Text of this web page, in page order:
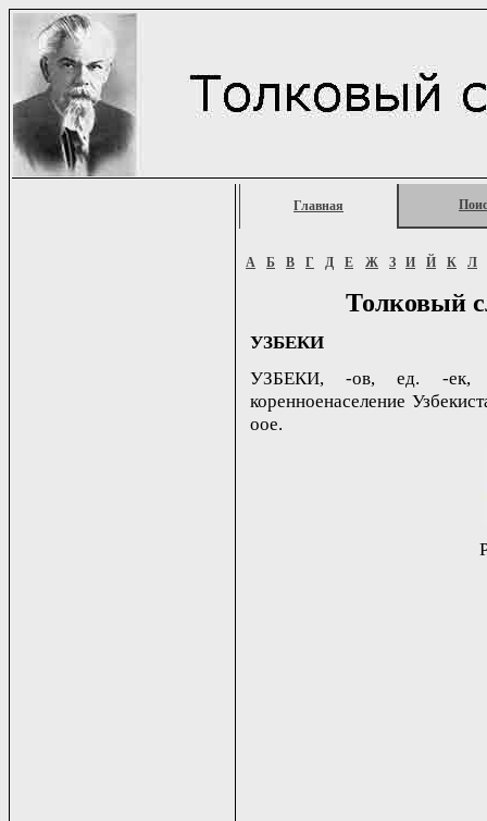
Главная
А Б В Г Д Е Ж З И Й К Л
Толковый
УЗБЕКИ
УЗБЕКИ, -ов, ед. -ек, -
коренноенаселение
oое.